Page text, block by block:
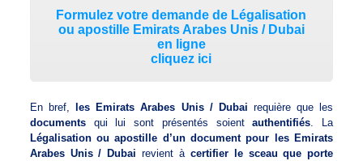
Formulez votre demande de Légalisation
ou apostille Emirats Arabes Unis / Dubai
en ligne
cliquez ici
En bref, les Emirats Arabes Unis / Dubai requière que les
documents qui lui sont présentés soientauthentifiés . La
Légalisation ou apostille d’un document pour les Emirats
Arabes Unis / Dubai revient à certifier le sceau que porte